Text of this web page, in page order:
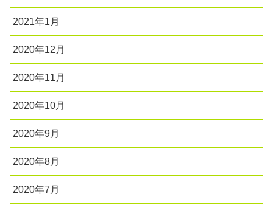
2021年1月
2020年12月
2020年11月
2020年10月
2020年9月
2020年8月
2020年7月